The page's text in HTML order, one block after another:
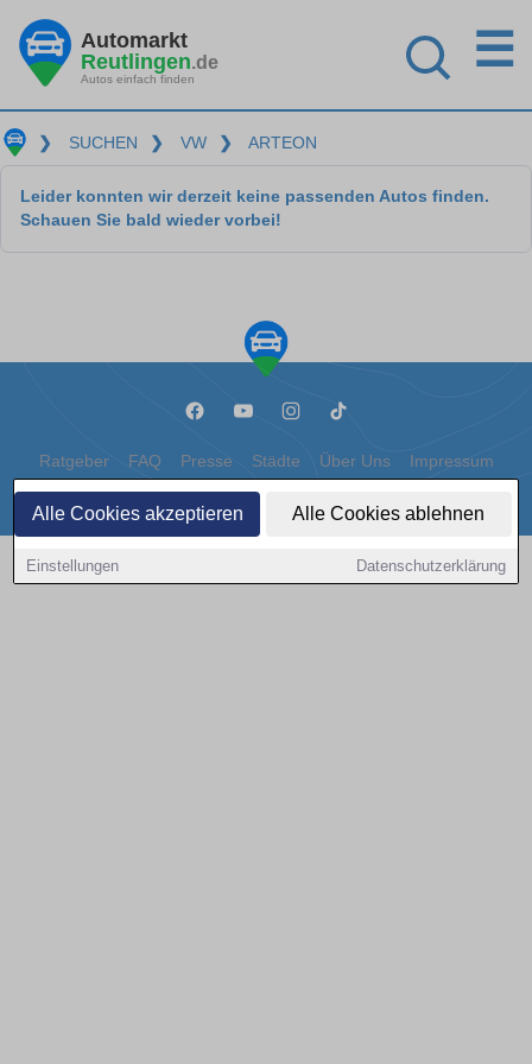
Alle Cookies akzeptieren Alle Cookies ablehnen
Einstellungen Datenschutzerklärung
Automarkt
Reutlingen.de
Autos einfach finden
☰
❯ SUCHEN ❯ VW ❯ ARTEON
Leider konnten wir derzeit keine passenden Autos finden.
Schauen Sie bald wieder vorbei!
Ratgeber FAQ Presse Städte Über Uns Impressum
Datenschutz Cookies
Copyright © 2000 - 2026 | 1A Infosysteme GmbH | Content by: 1a-sites-autos